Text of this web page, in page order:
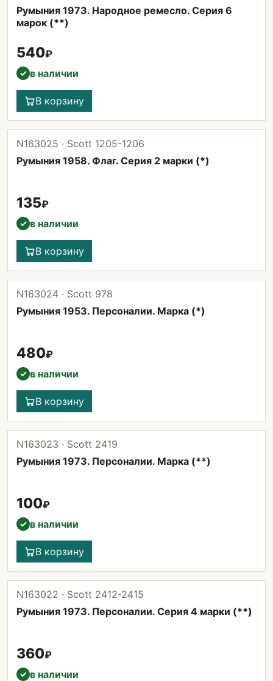
Румыния 1973. Народное ремесло. Серия 6
марок (**)
540₽
✓ в наличии
В корзину
N163025 · Scott 1205-1206
Румыния 1958. Флаг. Серия 2 марки (*)
135₽
✓ в наличии
В корзину
N163024 · Scott 978
Румыния 1953. Персоналии. Марка (*)
480₽
✓ в наличии
В корзину
N163023 · Scott 2419
Румыния 1973. Персоналии. Марка (**)
100₽
✓ в наличии
В корзину
N163022 · Scott 2412-2415
Румыния 1973. Персоналии. Серия 4 марки (**)
360₽
✓ в наличии